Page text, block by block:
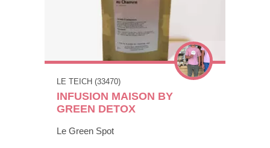
LE TEICH (33470)
INFUSION MAISON BY
GREEN DETOX
Le Green Spot